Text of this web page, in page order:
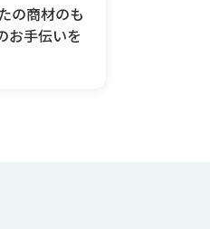
の商材のも
お手伝いを